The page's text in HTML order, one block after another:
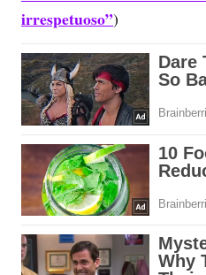
irrespetuoso”)